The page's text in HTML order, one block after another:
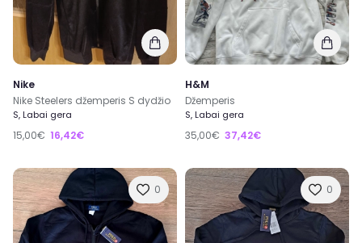
Nike
Nike Steelers džemperis S dydžio
S, Labai gera
15,00€ 16,42€
H&M
Džemperis
S, Labai gera
35,00€ 37,42€
0 0